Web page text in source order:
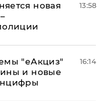
новая
13:58
"еАкциз"
и новые
16:14